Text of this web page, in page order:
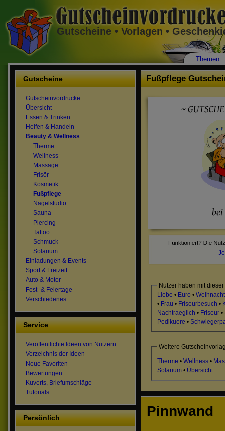
Gutscheine • Vorlagen •
Fußpflege
Nutzer haben mit
Liebe • Euro •
• Frau • Friseurbesuch •
Nachtraeglich • Friseur •
Pedikuere •
Weitere
Therme • Wellness •
Solarium • Übersicht
Pinnwand
Gutscheine
Gutscheinvordrucke
Übersicht
Essen & Trinken
Helfen & Handeln
Beauty & Wellness
Therme
Wellness
Massage
Frisör
Kosmetik
Fußpflege
Nagelstudio
Sauna
Piercing
Tattoo
Schmuck
Solarium
Einladungen & Events
Sport & Freizeit
Auto & Motor
Fest- & Feiertage
Verschiedenes
Service
Veröffentlichte Ideen von Nutzern
Verzeichnis der Ideen
Neue Favoriten
Bewertungen
Kuverts, Briefumschläge
Tutorials
Persönlich
Themen